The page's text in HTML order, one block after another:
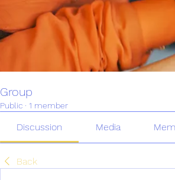
Group
Public · 1 member
Discussion Media
Back